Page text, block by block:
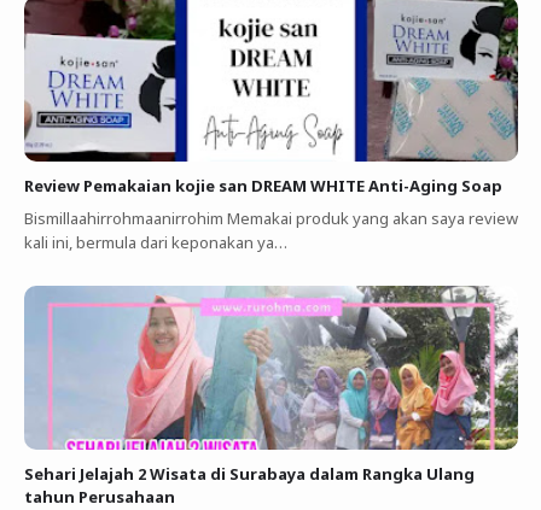
Review Pemakaian kojie san DREAM WHITE Anti-Aging Soap
Bismillaahirrohmaanirrohim Memakai produk yang akan saya review
kali ini, bermula dari keponakan ya…
Sehari Jelajah 2 Wisata di Surabaya dalam Rangka Ulang
tahun Perusahaan